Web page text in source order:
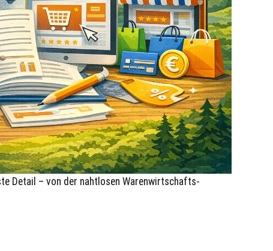
Detail – von der nahtlosen Warenwirtschafts-